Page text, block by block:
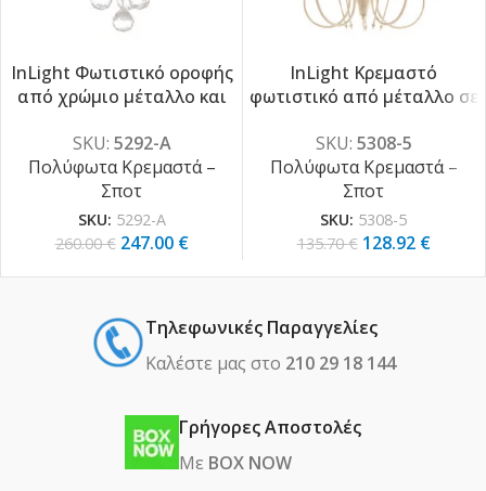
-5%
InLight Φωτιστικό οροφής
από χρώμιο μέταλλο και
D:50cm (5292-Α)
SKU: 5292-Α
Πολύφωτα Κρεμαστά –
Σποτ
SKU: 5292-Α
260.00€ 247.00 €
-5%
InLight Κρεμαστό
φωτιστικό από μέταλλο σε
υφασμάτινο καπέλο 5XE14
D:60cm (5308-5)
SKU: 5308-5
Πολύφωτα Κρεμαστά –
Σποτ
SKU: 5308-5
135.70€ 128.92 €
Τηλεφωνικές Παραγγελίες
Καλέστε μας στο 210 29 18 144
Γρήγορες Αποστολές
Με BOX NOW